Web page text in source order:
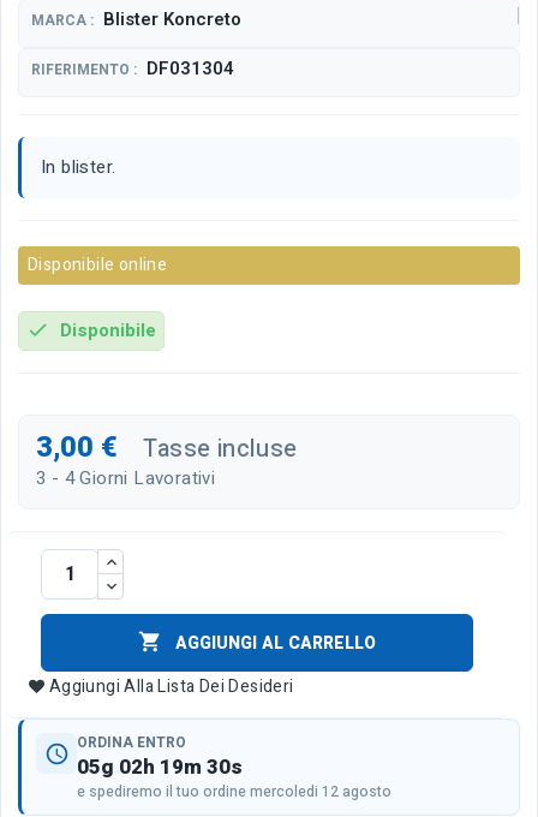
MARCA : Blister Koncreto
RIFERIMENTO : DF031304
In blister.
Disponibile online
check Disponibile
3,00 € Tasse incluse
3 - 4 Giorni Lavorativi

AGGIUNGI AL CARRELLO
Aggiungi Alla Lista Dei Desideri
schedule ORDINA ENTRO
05g 02h 19m 30s
e spediremo il tuo ordine mercoledi 12 agosto